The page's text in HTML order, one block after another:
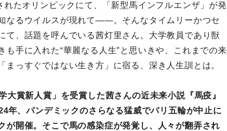
たオリンピックにて、「新型馬インフルエンザ」が発
なるウイルスが現れて――。そんなタイムリーかつセ
て、話題を呼んでいる茜灯里さん。大学教員であり獣
も手に入れた“華麗なる人生”と思いきや、これまでの来
まっすぐではない生き方」に宿る、深き人生訓とは。
賞新人賞」を受賞した茜さんの近未来小説『馬疫』
年、パンデミックのさらなる猛威でパリ五輪が中止に
が開催。そこで馬の感染症が発覚し、人々が翻弄され